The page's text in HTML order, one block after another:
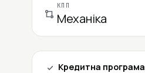
КПП
Механіка
Кредитна програма